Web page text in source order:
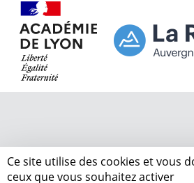
Ce site utilise des cookies et vous
ceux que vous souhaitez activer